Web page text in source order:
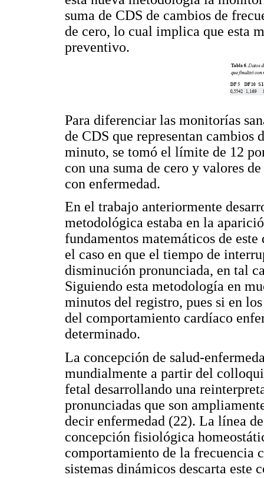
suma de CDS de cambios de
de cero, lo cual implica que esta
preventivo.
Para diferenciar las monitorías
de CDS que representan cambios
minuto, se tomó el límite de 12
con una suma de cero y valores
con enfermedad.
En el trabajo anteriormente
metodológica estaba en la
fundamentos matemáticos de
el caso en que el tiempo de
disminución pronunciada, en tal
Siguiendo esta metodología en
minutos del registro, pues si en
del comportamiento cardíaco
determinado.
La concepción de salud-
mundialmente a partir del
fetal desarrollando una
pronunciadas que son
decir enfermedad (22). La línea
concepción fisiológica
comportamiento de la frecuencia
sistemas dinámicos descarta este